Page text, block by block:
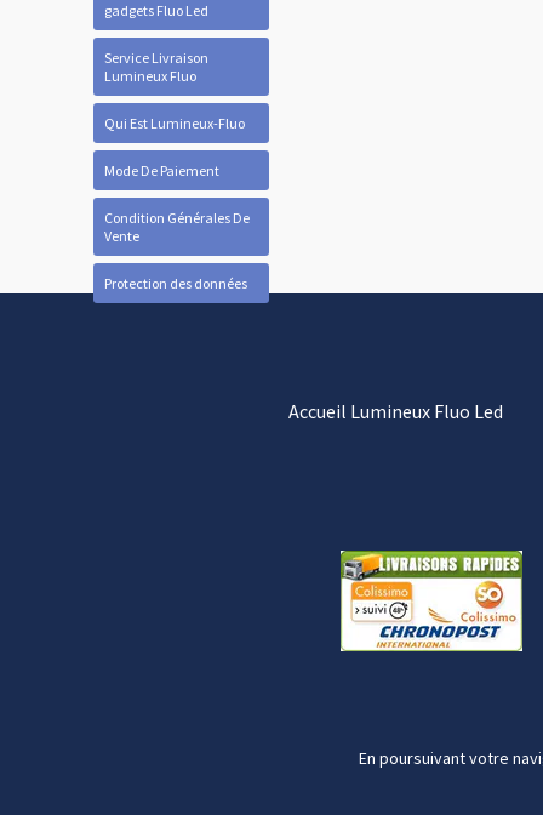
gadgets Fluo Led
Service Livraison
Lumineux Fluo
Qui Est Lumineux-Fluo
Mode De Paiement
Condition Générales De
Vente
Protection des données
Accueil Lumineux Fluo Led
En poursuivant votre